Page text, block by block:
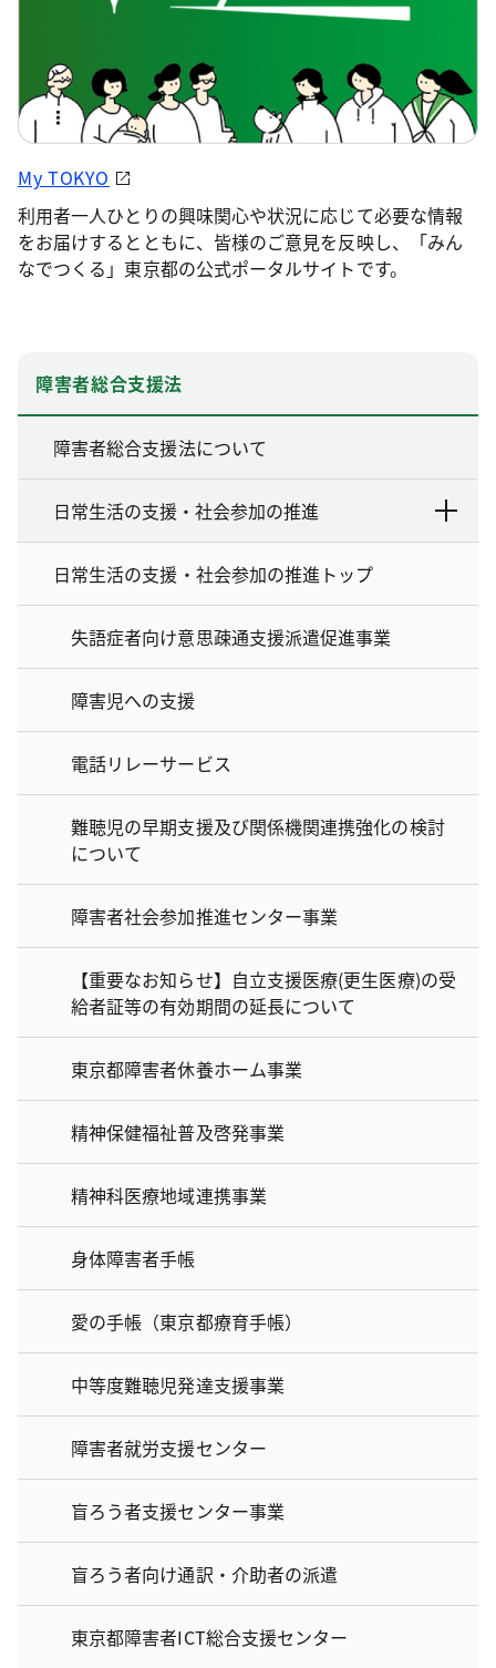
My TOKYO
利用者一人ひとりの興味関心や状況に応じて必要な情報
をお届けするとともに、皆様のご意見を反映し、「みん
なでつくる」東京都の公式ポータルサイトです。
障害者総合支援法
障害者総合支援法について
日常生活の支援・社会参加の推進
日常生活の支援・社会参加の推進トップ
失語症者向け意思疎通支援派遣促進事業
障害児への支援
電話リレーサービス
難聴児の早期支援及び関係機関連携強化の検討
について
障害者社会参加推進センター事業
【重要なお知らせ】自立支援医療(更生医療)の受
給者証等の有効期間の延長について
東京都障害者休養ホーム事業
精神保健福祉普及啓発事業
精神科医療地域連携事業
身体障害者手帳
愛の手帳（東京都療育手帳）
中等度難聴児発達支援事業
障害者就労支援センター
盲ろう者支援センター事業
盲ろう者向け通訳・介助者の派遣
東京都障害者ICT総合支援センター